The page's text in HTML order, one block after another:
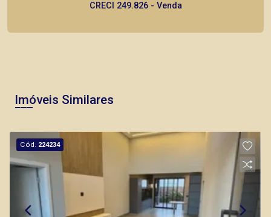
CRECI 249.826 - Venda
Imóveis Similares
Cód. 224234